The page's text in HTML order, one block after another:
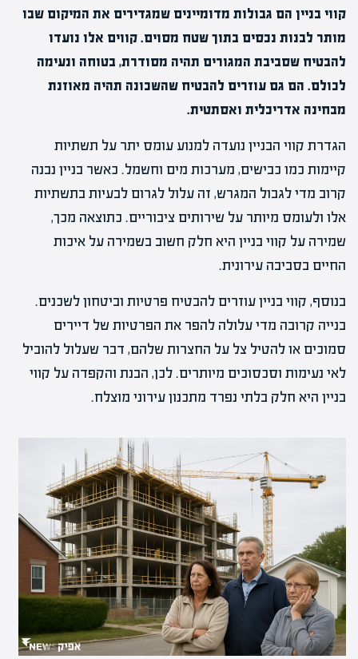
קווי בניין הם גבולות מדומיינים שמגדירים את המיקום שבו
מותר לבנות נכסים בתוך שטח מסוים. קווים אלו נועדו
להבטיח שסביבת המגורים תהיה מסודרת, בטוחה ונעימה
לכולם. הם גם עוזרים להבטיח שהשכונה תהיה מאוזנת
מבחינה אדריכלית ואסתטית.
הגדרת קווי הבניין נועדה למנוע עומס יתר על תשתיות
קיימות כמו כבישים, מערכות מים וחשמל. כאשר בניין נבנה
קרוב מדי לגבול המגרש, זה עלול לגרום לבעיות בתשתיות
אלו ולעומס מיותר על שירותים ציבוריים. כתוצאה מכך,
שמירה על קווי בניין היא חלק חשוב בשמירה על איכות
החיים בסביבה עירונית.
בנוסף, קווי בניין עוזרים להבטיח פרטיות וביטחון לשכנים.
בנייה קרובה מדי עלולה להפר את הפרטיות של דיירים
סמוכים או להטיל צל על החצרות שלהם, דבר שעלול להוביל
לאי נעימות וסכסוכים מיותרים. לכן, הבנת והקפדה על קווי
בניין היא חלק בלתי נפרד מתכנון עירוני מוצלח.